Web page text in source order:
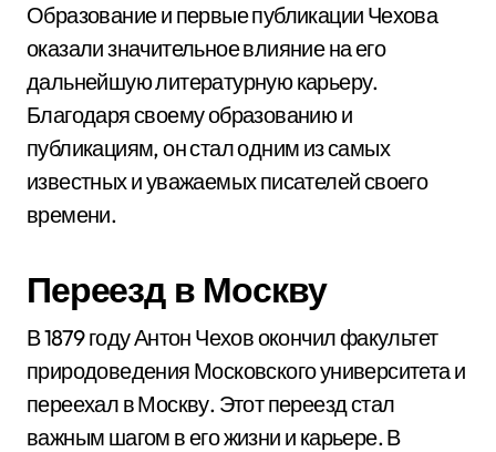
Образование и первые публикации Чехова
оказали значительное влияние на его
дальнейшую литературную карьеру.
Благодаря своему образованию и
публикациям, он стал одним из самых
известных и уважаемых писателей своего
времени.
Переезд в Москву
В 1879 году Антон Чехов окончил факультет
природоведения Московского университета и
переехал в Москву. Этот переезд стал
важным шагом в его жизни и карьере. В